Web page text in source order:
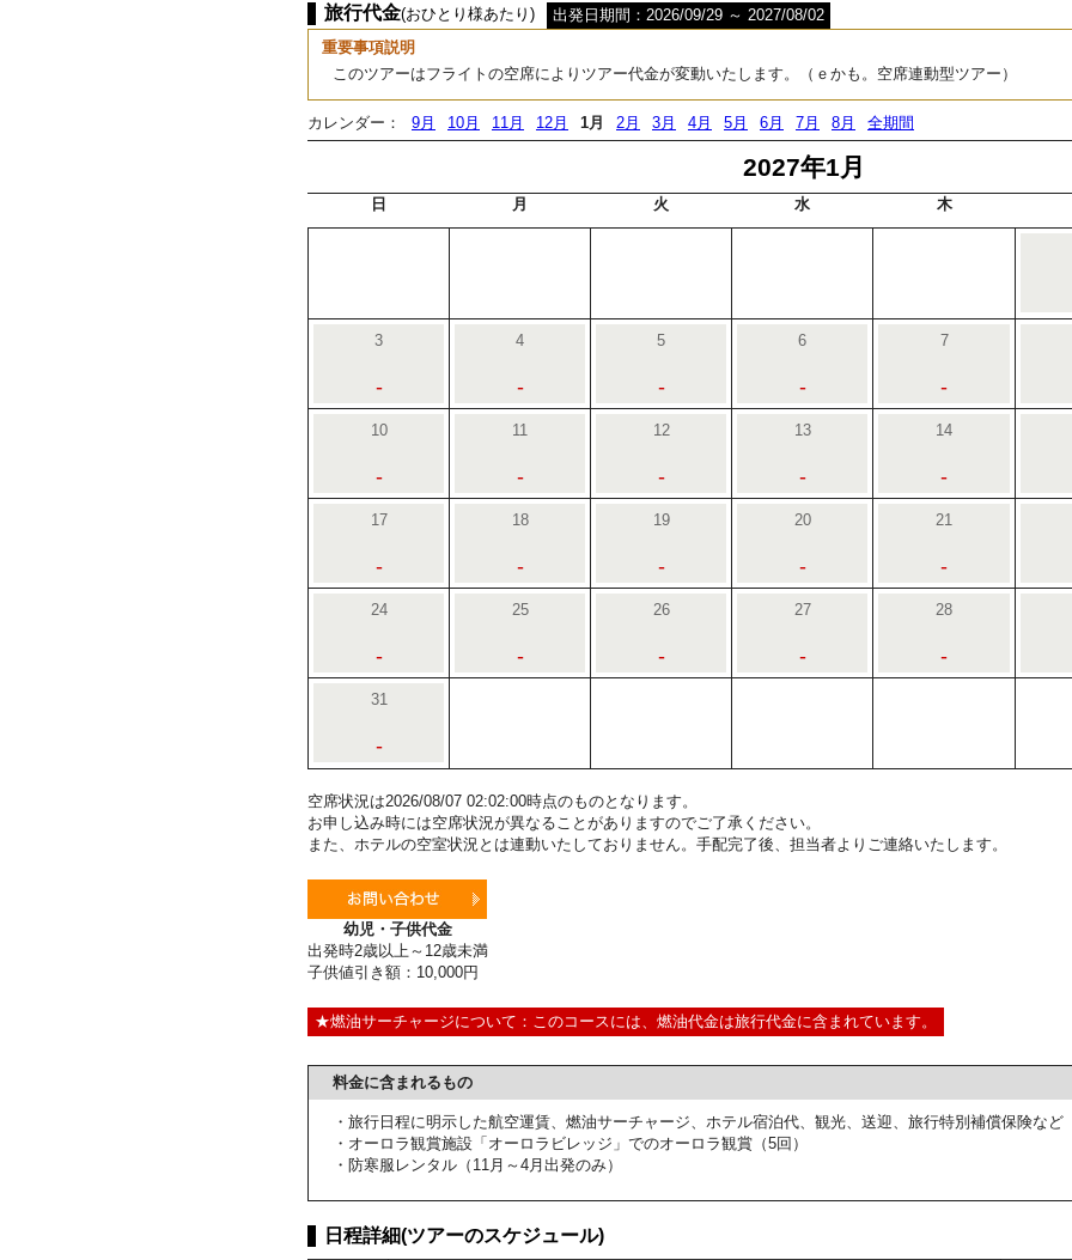
旅行代金(おひとり様あたり)
出発日期間：2026/09/29 ～ 2027/08/02
重要事項説明
このツアーはフライトの空席によりツアー代金が変動いたします。（ｅかも。空席連動型ツアー）
カレンダー： 9月 10月 11月 12月 1月 2月 3月 4月 5月 6月 7月 8月 全期間
2027年1月
日 月 火 水 木
3
-
4
-
5
-
6
-
7
-
10
-
11
-
12
-
13
-
14
-
17
-
18
-
19
-
20
-
21
-
24
-
25
-
26
-
27
-
28
-
31
-
空席状況は2026/08/07 02:02:00時点のものとなります。
お申し込み時には空席状況が異なることがありますのでご了承ください。
また、ホテルの空室状況とは連動いたしておりません。手配完了後、担当者よりご連絡いたします。
幼児・子供代金
出発時2歳以上～12歳未満
子供値引き額：10,000円
★燃油サーチャージについて：このコースには、燃油代金は旅行代金に含まれています。
料金に含まれるもの
・旅行日程に明示した航空運賃、燃油サーチャージ、ホテル宿泊代、観光、送迎、旅行特別補償保険など
・オーロラ観賞施設「オーロラビレッジ」でのオーロラ観賞（5回）
・防寒服レンタル（11月～4月出発のみ）
日程詳細(ツアーのスケジュール)